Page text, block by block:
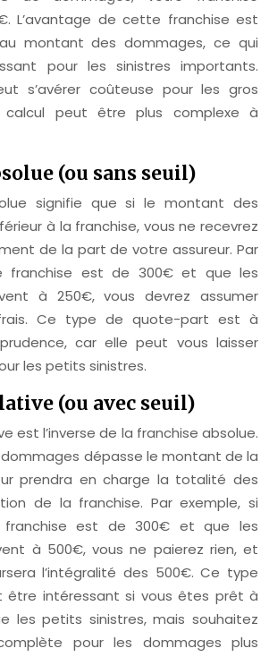
L’avantage de cette franchise est
au montant des dommages, ce qui
pour les sinistres importants.
s’avérer coûteuse pour les gros
calcul peut être plus complexe à
(ou sans seuil)
signifie que si le montant des
à la franchise, vous ne recevrez
de la part de votre assureur. Par
franchise est de 300€ et que les
à 250€, vous devrez assumer
Ce type de quote-part est à
car elle peut vous laisser
les petits sinistres.
(ou avec seuil)
est l’inverse de la franchise absolue.
dépasse le montant de la
prendra en charge la totalité des
de la franchise. Par exemple, si
est de 300€ et que les
à 500€, vous ne paierez rien, et
l’intégralité des 500€. Ce type
être intéressant si vous êtes prêt à
les petits sinistres, mais souhaitez
pour les dommages plus